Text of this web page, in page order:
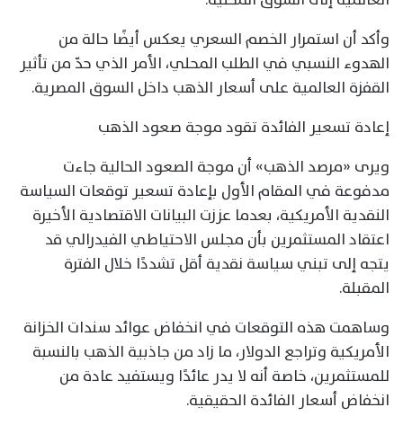
وأكد أن استمرار الخصم السعري يعكس أيضًا حالة من
الهدوء النسبي في الطلب المحلي، الأمر الذي حدّ من تأثير
القفزة العالمية على أسعار الذهب داخل السوق المصرية.
إعادة تسعير الفائدة تقود موجة صعود الذهب
ويرى «مرصد الذهب» أن موجة الصعود الحالية جاءت
مدفوعة في المقام الأول بإعادة تسعير توقعات السياسة
النقدية الأمريكية، بعدما عززت البيانات الاقتصادية الأخيرة
اعتقاد المستثمرين بأن مجلس الاحتياطي الفيدرالي قد
يتجه إلى تبني سياسة نقدية أقل تشددًا خلال الفترة
المقبلة.
وساهمت هذه التوقعات في انخفاض عوائد سندات الخزانة
الأمريكية وتراجع الدولار، ما زاد من جاذبية الذهب بالنسبة
للمستثمرين، خاصة أنه لا يدر عائدًا ويستفيد عادة من
انخفاض أسعار الفائدة الحقيقية.